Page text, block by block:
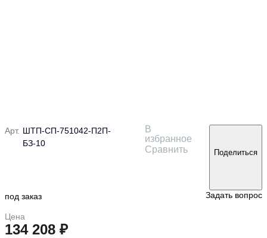
Арт. ШТП-СП-751042-П2П-
БЗ-10
В
избранное
Сравнить
Поделиться
под заказ Задать вопрос
Цена
134 208 ₽